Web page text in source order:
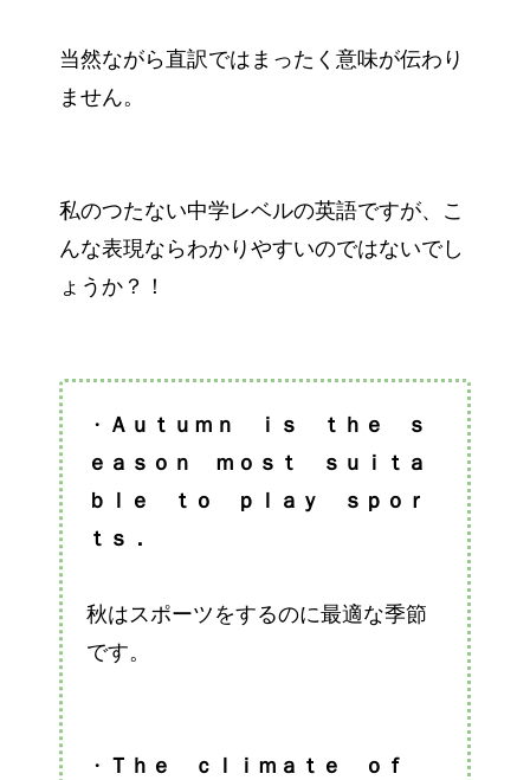
当然ながら直訳ではまったく意味が伝わり
ません。
私のつたない中学レベルの英語ですが、こ
んな表現ならわかりやすいのではないでし
ょうか？！
・ Ａｕｔｕｍｎ ｉｓ ｔｈｅ ｓ
ｅａｓｏｎ ｍｏｓｔ ｓｕｉｔａ
ｂｌｅ
ｔｏ ｐｌａｙ ｓｐｏｒ
ｔｓ．
秋はスポーツをするのに最適な季節
です。
・ Ｔｈｅ ｃｌｉｍａｔｅ ｏｆ